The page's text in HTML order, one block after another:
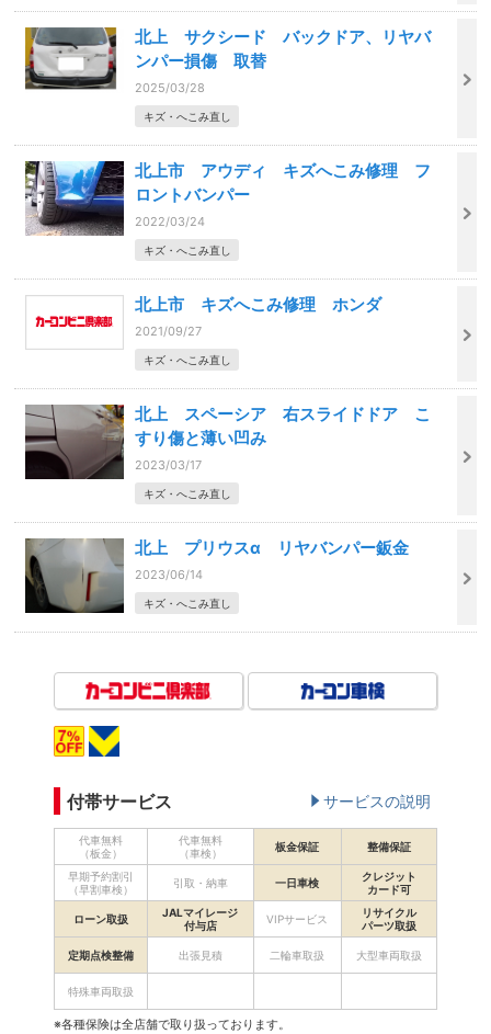
北上 サクシード バックドア、リヤバ
ンパー損傷 取替
2025/03/28
キズ・へこみ直し
北上市 アウディ キズへこみ修理 フ
ロントバンパー
2022/03/24
キズ・へこみ直し
北上市 キズへこみ修理 ホンダ
2021/09/27
キズ・へこみ直し
北上 スペーシア 右スライドドア こ
すり傷と薄い凹み
2023/03/17
キズ・へこみ直し
北上 プリウスα リヤバンパー鈑金
2023/06/14
キズ・へこみ直し
付帯サービス サービスの説明
代車無料
（板金）
代車無料
（車検）
板金保証 整備保証
早期予約割引
（早割車検）
引取・納車 一日車検
クレジット
カード可
ローン取扱
JALマイレージ
付与店
VIPサービス
リサイクル
パーツ取扱
定期点検整備 出張見積 二輪車取扱 大型車両取扱
特殊車両取扱
※各種保険は全店舗で取り扱っております。